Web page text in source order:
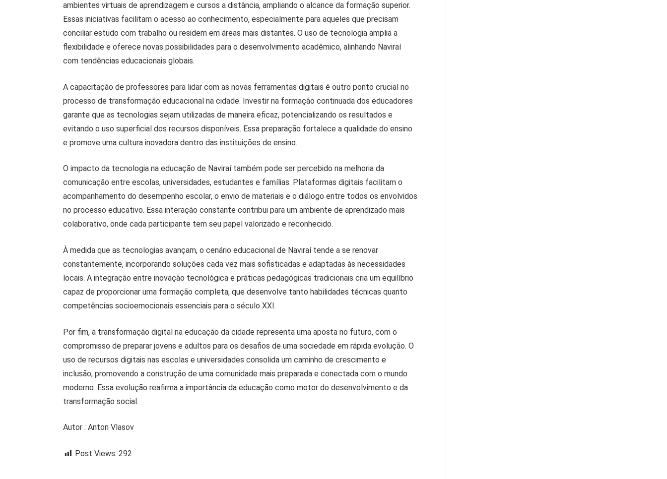
ambientes virtuais de aprendizagem e cursos a distância, ampliando o alcance da formação superior.
Essas iniciativas facilitam o acesso ao conhecimento, especialmente para aqueles que precisam
conciliar estudo com trabalho ou residem em áreas mais distantes. O uso de tecnologia amplia a
flexibilidade e oferece novas possibilidades para o desenvolvimento acadêmico, alinhando Naviraí
com tendências educacionais globais.
A capacitação de professores para lidar com as novas ferramentas digitais é outro ponto crucial no
processo de transformação educacional na cidade. Investir na formação continuada dos educadores
garante que as tecnologias sejam utilizadas de maneira eficaz, potencializando os resultados e
evitando o uso superficial dos recursos disponíveis. Essa preparação fortalece a qualidade do ensino
e promove uma cultura inovadora dentro das instituições de ensino.
O impacto da tecnologia na educação de Naviraí também pode ser percebido na melhoria da
comunicação entre escolas, universidades, estudantes e famílias. Plataformas digitais facilitam o
acompanhamento do desempenho escolar, o envio de materiais e o diálogo entre todos os envolvidos
no processo educativo. Essa interação constante contribui para um ambiente de aprendizado mais
colaborativo, onde cada participante tem seu papel valorizado e reconhecido.
À medida que as tecnologias avançam, o cenário educacional de Naviraí tende a se renovar
constantemente, incorporando soluções cada vez mais sofisticadas e adaptadas às necessidades
locais. A integração entre inovação tecnológica e práticas pedagógicas tradicionais cria um equilíbrio
capaz de proporcionar uma formação completa, que desenvolve tanto habilidades técnicas quanto
competências socioemocionais essenciais para o século XXI.
Por fim, a transformação digital na educação da cidade representa uma aposta no futuro, com o
compromisso de preparar jovens e adultos para os desafios de uma sociedade em rápida evolução. O
uso de recursos digitais nas escolas e universidades consolida um caminho de crescimento e
inclusão, promovendo a construção de uma comunidade mais preparada e conectada com o mundo
moderno. Essa evolução reafirma a importância da educação como motor do desenvolvimento e da
transformação social.
Autor : Anton Vlasov
Post Views: 292